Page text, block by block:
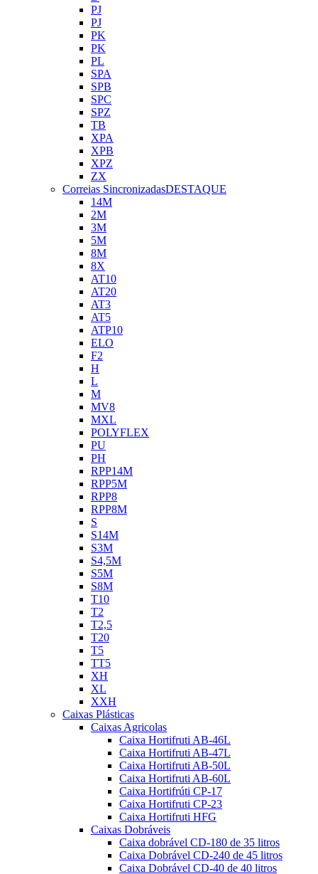
PJ
PJ
PK
PK
PL
SPA
SPB
SPC
SPZ
TB
XPA
XPB
XPZ
ZX
Correias SincronizadasDESTAQUE
14M
2M
3M
5M
8M
8X
AT10
AT20
AT3
AT5
ATP10
ELO
F2
H
L
M
MV8
MXL
POLYFLEX
PU
PH
RPP14M
RPP5M
RPP8
RPP8M
S
S14M
S3M
S4,5M
S5M
S8M
T10
T2
T2,5
T20
T5
TT5
XH
XL
XXH
Caixas Plásticas
Caixas Agricolas
Caixa Hortifruti AB-46L
Caixa Hortifruti AB-47L
Caixa Hortifruti AB-50L
Caixa Hortifruti AB-60L
Caixa Hortifrúti CP-17
Caixa Hortifruti CP-23
Caixa Hortifruti HFG
Caixas Dobráveis
Caixa dobrável CD-180 de 35 litros
Caixa Dobrável CD-240 de 45 litros
Caixa Dobrável CD-40 de 40 litros